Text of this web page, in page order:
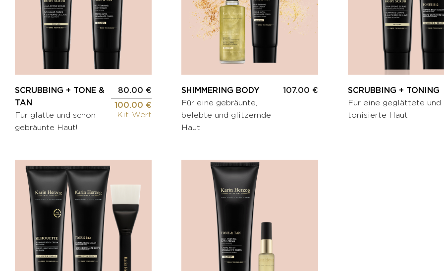
Falten-
Creme
Augenkontur
Gezielte
Serum
Maske
HYDRATE
Oxygen
&
NOURISH
Nährendes
Comfort
cream
Sonnenschutz
BEAUTIFY
Selbstbräunende
Creme
Creme
BEAUTIFY
Öle
Selbstbräunungscreme
MÄNNER
KÖRPERPFLEGE
Applikator-
Pinsel
Tuch
Eitelkeitsfälle
Andere
SCRUBBING + TONE &
TAN
Für glatte und schön
gebräunte Haut!
80.00 €
100.00 €
Kit-Wert
SHIMMERING BODY
Für eine gebräunte,
belebte und glitzernde
Haut
107.00 €
SCRUBBING + TONING
Für eine geglättete und
tonisierte Haut